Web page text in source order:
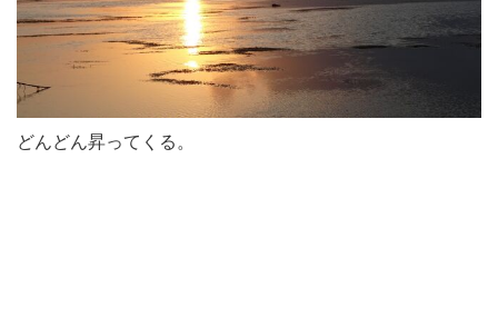
どんどん昇ってくる。